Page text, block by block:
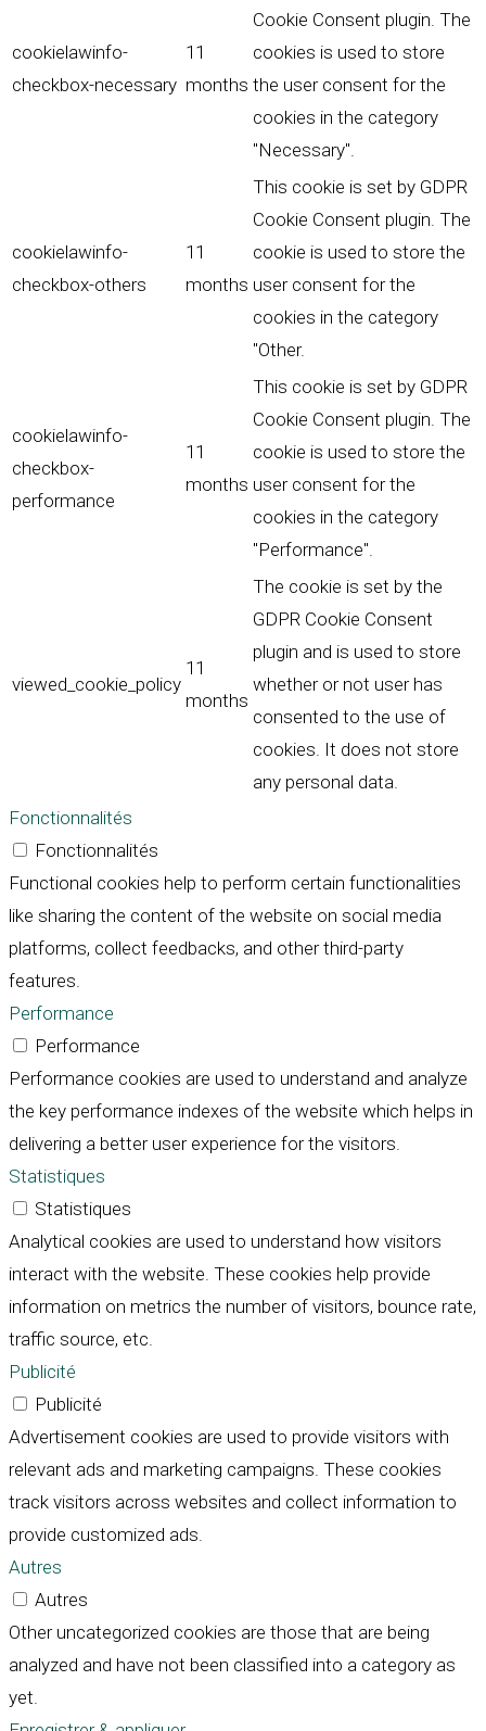
cookielawinfo-
checkbox-necessary
11
months
Cookie Consent plugin. The
cookies is used to store
the user consent for the
cookies in the category
"Necessary".
cookielawinfo-
checkbox-others
11
months
This cookie is set by GDPR
Cookie Consent plugin. The
cookie is used to store the
user consent for the
cookies in the category
"Other.
cookielawinfo-
checkbox-
performance
11
months
This cookie is set by GDPR
Cookie Consent plugin. The
cookie is used to store the
user consent for the
cookies in the category
"Performance".
viewed_cookie_policy
11
months
The cookie is set by the
GDPR Cookie Consent
plugin and is used to store
whether or not user has
consented to the use of
cookies. It does not store
any personal data.
Fonctionnalités
Fonctionnalités
Functional cookies help to perform certain functionalities
like sharing the content of the website on social media
platforms, collect feedbacks, and other third-party
features.
Performance
Performance
Performance cookies are used to understand and analyze
the key performance indexes of the website which helps in
delivering a better user experience for the visitors.
Statistiques
Statistiques
Analytical cookies are used to understand how visitors
interact with the website. These cookies help provide
information on metrics the number of visitors, bounce rate,
traffic source, etc.
Publicité
Publicité
Advertisement cookies are used to provide visitors with
relevant ads and marketing campaigns. These cookies
track visitors across websites and collect information to
provide customized ads.
Autres
Autres
Other uncategorized cookies are those that are being
analyzed and have not been classified into a category as
yet.